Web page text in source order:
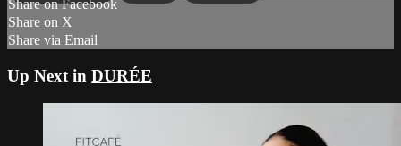
Share on Facebook
Share on X
Share via Email
Up Next in DURÉE